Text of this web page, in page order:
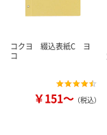
コクヨ 綴込表紙C ヨ
コ
￥151～ （税込）